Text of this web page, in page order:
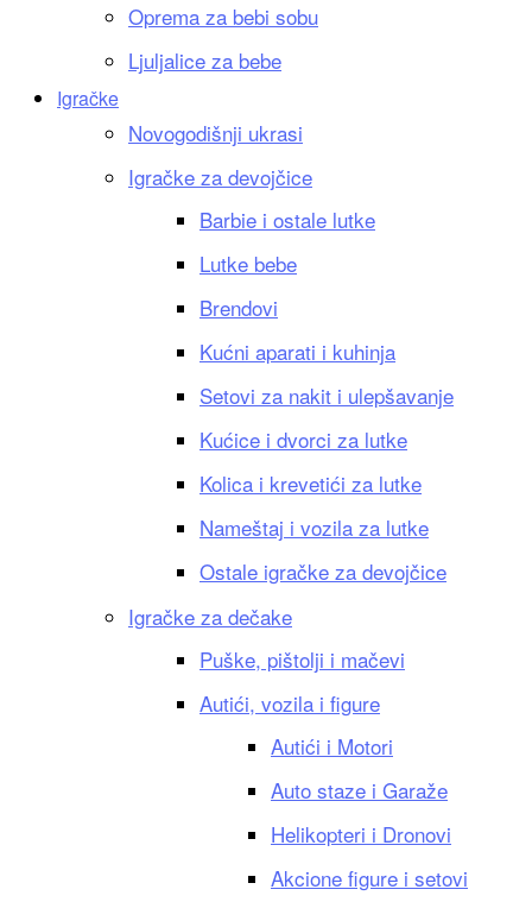
Oprema za bebi sobu
Ljuljalice za bebe
Igračke
Novogodišnji ukrasi
Igračke za devojčice
Barbie i ostale lutke
Lutke bebe
Brendovi
Kućni aparati i kuhinja
Setovi za nakit i ulepšavanje
Kućice i dvorci za lutke
Kolica i krevetići za lutke
Nameštaj i vozila za lutke
Ostale igračke za devojčice
Igračke za dečake
Puške, pištolji i mačevi
Autići, vozila i figure
Autići i Motori
Auto staze i Garaže
Helikopteri i Dronovi
Akcione figure i setovi